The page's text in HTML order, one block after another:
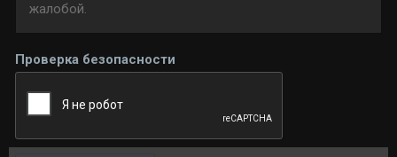
жалобой.
Проверка безопасности